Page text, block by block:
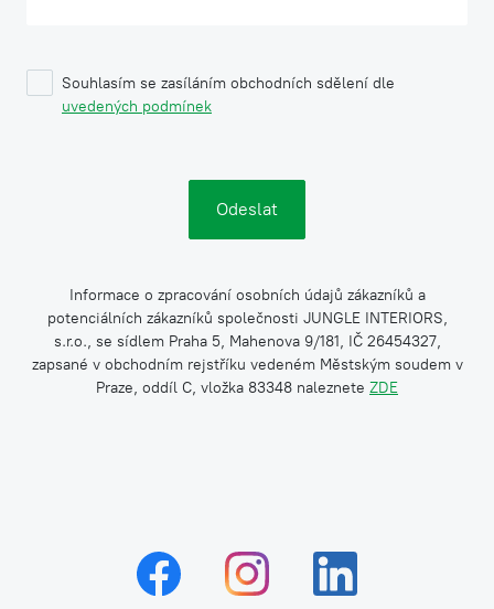
Souhlasím se zasíláním obchodních sdělení dle
uvedených podmínek
Informace o zpracování osobních údajů zákazníků a
potenciálních zákazníků společnosti JUNGLE INTERIORS,
s.r.o., se sídlem Praha 5, Mahenova 9/181, IČ 26454327,
zapsané v obchodním rejstříku vedeném Městským soudem v
Praze, oddíl C, vložka 83348 naleznete ZDE